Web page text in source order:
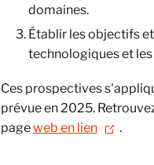
domaines.
Établir les objectifs
technologiques et
Ces prospectives
prévue en 2025.
pageweb en lien .